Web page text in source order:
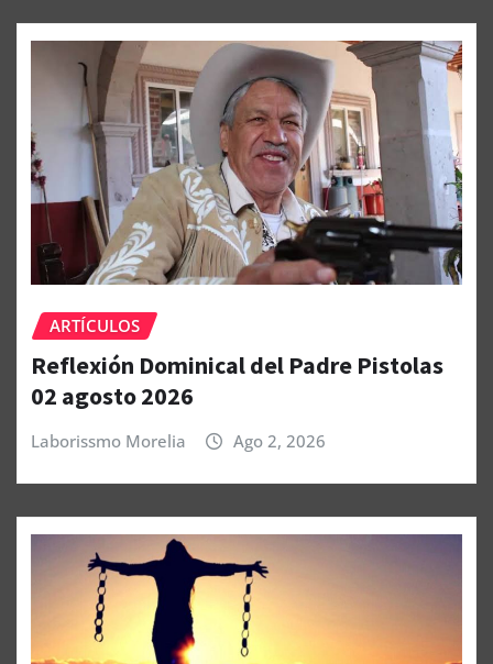
ARTÍCULOS
Reflexión Dominical del Padre Pistolas
02 agosto 2026
Laborissmo Morelia Ago 2, 2026